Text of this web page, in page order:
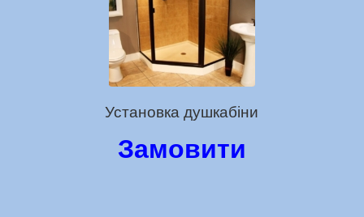
Установка душкабіни
Замовити